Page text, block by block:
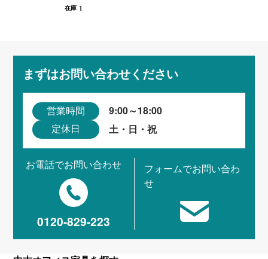
在庫 1
まずはお問い合わせください
営業時間 9:00～18:00
定休日 土・日・祝
お電話でお問い合わせ
0120-829-223
フォームでお問い合わ
せ